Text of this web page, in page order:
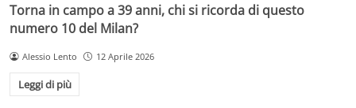
Torna in campo a 39 anni, chi si ricorda di questo
numero 10 del Milan?
Alessio Lento 12 Aprile 2026
Leggi di più